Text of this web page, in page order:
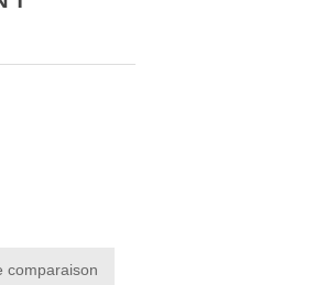
comparaison